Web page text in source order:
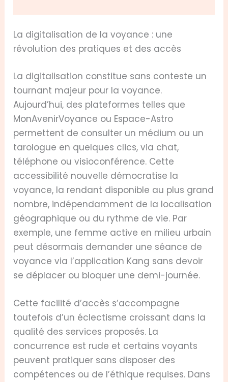
La digitalisation de la voyance : une
révolution des pratiques et des accès
La digitalisation constitue sans conteste un
tournant majeur pour la voyance.
Aujourd’hui, des plateformes telles que
MonAvenirVoyance ou Espace-Astro
permettent de consulter un médium ou un
tarologue en quelques clics, via chat,
téléphone ou visioconférence. Cette
accessibilité nouvelle démocratise la
voyance, la rendant disponible au plus grand
nombre, indépendamment de la localisation
géographique ou du rythme de vie. Par
exemple, une femme active en milieu urbain
peut désormais demander une séance de
voyance via l’application Kang sans devoir
se déplacer ou bloquer une demi-journée.
Cette facilité d’accès s’accompagne
toutefois d’un éclectisme croissant dans la
qualité des services proposés. La
concurrence est rude et certains voyants
peuvent pratiquer sans disposer des
compétences ou de l’éthique requises. Dans